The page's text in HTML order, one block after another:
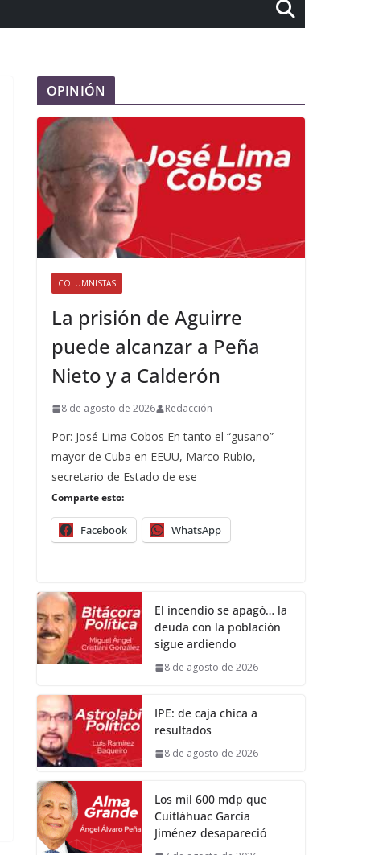
OPINIÓN
COLUMNISTAS
La prisión de Aguirre
puede alcanzar a Peña
Nieto y a Calderón
8 de agosto de 2026 Redacción
Por: José Lima Cobos En tanto el “gusano”
mayor de Cuba en EEUU, Marco Rubio,
secretario de Estado de ese
Comparte esto:
Facebook WhatsApp
El incendio se apagó… la
deuda con la población
sigue ardiendo
8 de agosto de 2026
IPE: de caja chica a
resultados
8 de agosto de 2026
Los mil 600 mdp que
Cuitláhuac García
Jiménez desapareció